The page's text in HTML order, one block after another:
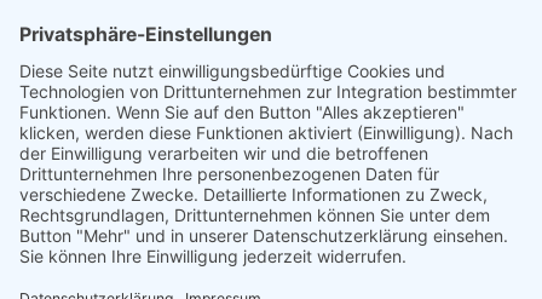
Firmenanschrift
Norbert Teriete GmbH & Co. KG
Gustav-Becker-Straße 9
46397 Bocholt
Deutschland
Kontaktmöglichkeiten
Telefon: +49 2871 – 12584